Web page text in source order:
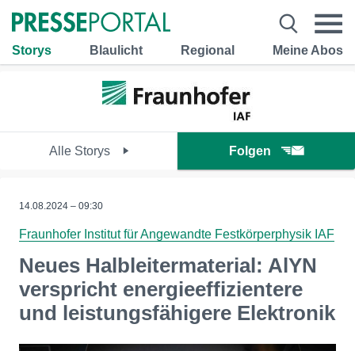
Storys Blaulicht Regional Meine Abos
Alle Storys Folgen
14.08.2024 – 09:30
Fraunhofer Institut für Angewandte Festkörperphysik IAF
Neues Halbleitermaterial: AlYN
verspricht energieeffizientere
und leistungsfähigere Elektronik